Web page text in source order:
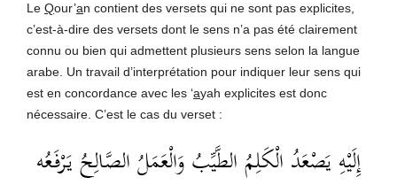
Le Qour’an contient des versets qui ne sont pas explicites,
c’est-à-dire des versets dont le sens n’a pas été clairement
connu ou bien qui admettent plusieurs sens selon la langue
arabe. Un travail d’interprétation pour indiquer leur sens qui
est en concordance avec les ‘ayah explicites est donc
nécessaire. C’est le cas du verset :
إِلَيْهِ يَصْعَدُ الْكَلِمُ الطَّيِّبُ وَالْعَمَلُ الصَّالِحُ يَرْفَعُه